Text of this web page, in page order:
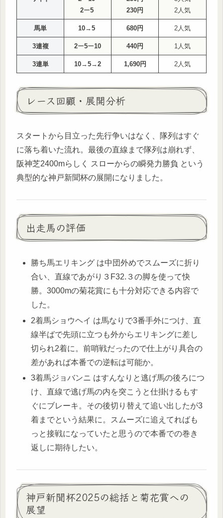
2ー5
230円
2人気
馬単 10→5 680円 2人気
3連複 2ー5ー10 440円 1人気
3連単 10→5→2 1,690円 2人気
レース回顧・展開分析
スタートから目立った先行争いはなく、隊列はすぐ
に落ち着いた流れ。最後の直線まで隊列は崩れず、
阪神芝2400mらしく スローからの瞬発力勝負 という
典型的な神戸新聞杯の展開になりました。
出走馬の評価
勝ち馬エリキング は中団外めでスムーズに折り
合い、直線であがり３F32.３の脚を使って快
勝。3000mの菊花賞にも十分対応できる内容で
した。
2着馬ショウヘイ は馬なりで3番手外につけ、直
線半ばで先頭に立つも外からエリキングに差し
切られ2着に。前哨戦だったので仕上がり具合の
差があれば本番での逆転は可能か。
3着馬ジョバンニ はすんなりと逃げ馬の後ろにつ
け、直線で逃げ馬の内を突こうと仕掛けるもす
ぐにブレーキ。その後切り替えて追い出したが3
着までという結果に。スムーズに追えてればも
っと接戦になっていたと思うので本番での巻き
返しに期待したい。
神戸新聞杯2025の総括と菊花賞への
展望